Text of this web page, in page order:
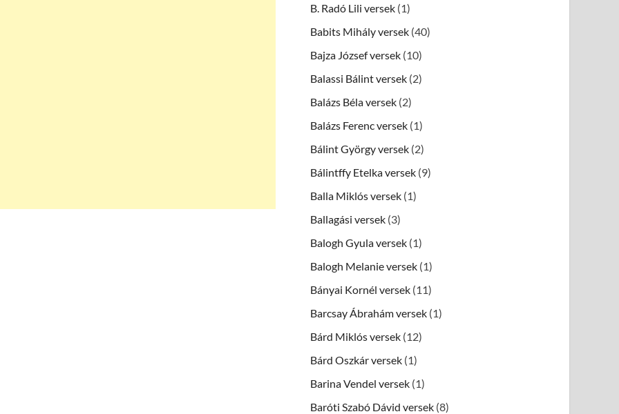
B. Radó Lili versek (1)
Babits Mihály versek (40)
Bajza József versek (10)
Balassi Bálint versek (2)
Balázs Béla versek (2)
Balázs Ferenc versek (1)
Bálint György versek (2)
Bálintffy Etelka versek (9)
Balla Miklós versek (1)
Ballagási versek (3)
Balogh Gyula versek (1)
Balogh Melanie versek (1)
Bányai Kornél versek (11)
Barcsay Ábrahám versek (1)
Bárd Miklós versek (12)
Bárd Oszkár versek (1)
Barina Vendel versek (1)
Baróti Szabó Dávid versek (8)